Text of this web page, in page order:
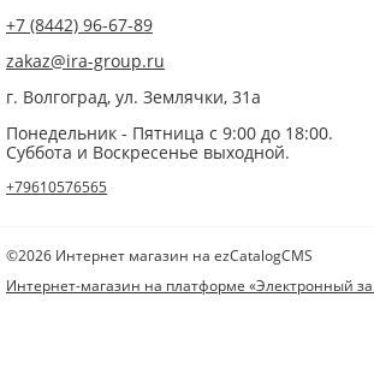
+7 (8442) 96-67-89
zakaz@ira-group.ru
г. Волгоград, ул. Землячки, 31а
Понедельник - Пятница с 9:00 до 18:00.
Суббота и Воскресенье выходной.
+79610576565
©2026 Интернет магазин на ezCatalogCMS
Интернет-магазин на платформе «Электронный